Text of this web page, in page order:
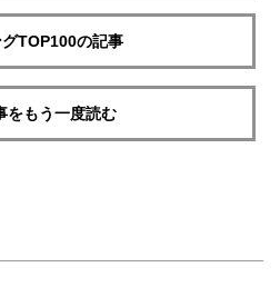
TOP100の記事
をもう一度読む